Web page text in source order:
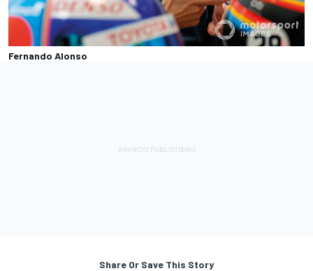
Fernando Alonso
Share Or Save This Story